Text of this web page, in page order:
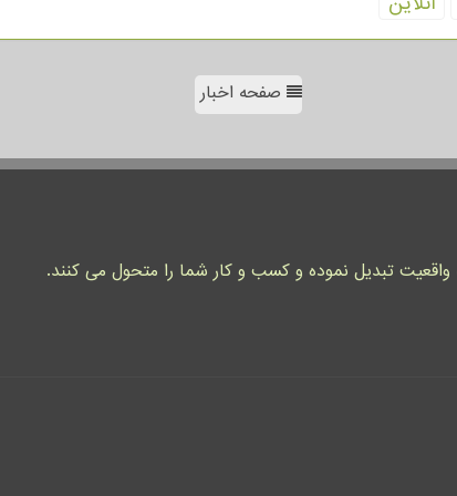
صفحه اخبار